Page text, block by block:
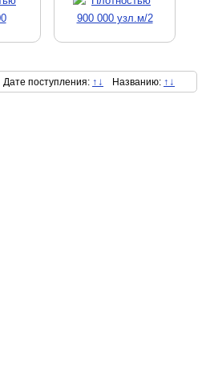
Дате поступления: ↑ ↓ Названию: ↑ ↓